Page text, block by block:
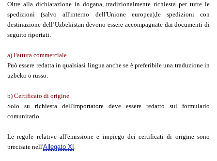
Oltre alla dichiarazione in dogana, tradizionalmente richiesta per tutte le
spedizioni (salvo all'interno dell'Unione europea),le spedizioni con
destinazione dell’Uzbekistan devono essere accompagnate dai documenti di
seguito riportati.
a) Fattura commerciale
Può essere redatta in qualsiasi lingua anche se è preferibile una traduzione in
uzbeko o russo.
b) Certificato di origine
Solo su richiesta dell'importatore deve essere redatto sul formulario
comunitario.
Le regole relative all'emissione e impiego dei certificati di origine sono
precisate nell'Allegato XI .